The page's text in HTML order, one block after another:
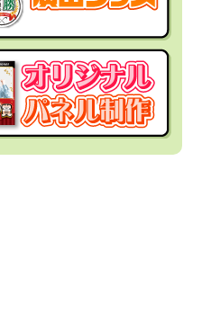
金運アップ！？景品
男性向け景品
女性向け景品
結婚式の景品
忘年会の景品